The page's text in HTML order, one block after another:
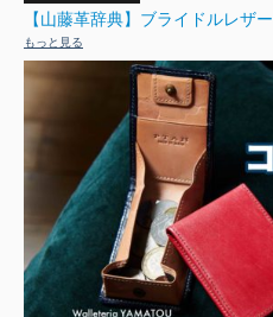
【山藤革辞典】ブライドルレザー
もっと見る